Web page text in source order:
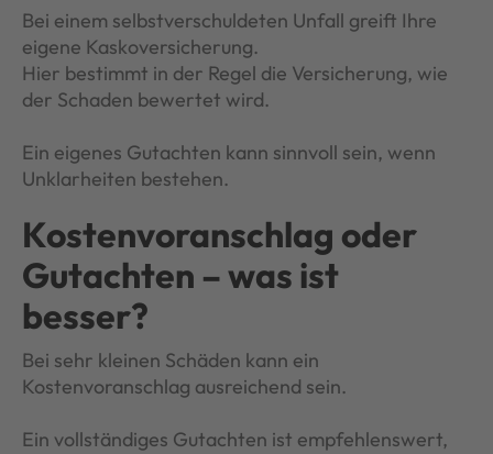
Bei einem selbstverschuldeten Unfall greift Ihre
eigene Kaskoversicherung.
Hier bestimmt in der Regel die Versicherung, wie
der Schaden bewertet wird.
Ein eigenes Gutachten kann sinnvoll sein, wenn
Unklarheiten bestehen.
Kostenvoranschlag oder
Gutachten – was ist
besser?
Bei sehr kleinen Schäden kann ein
Kostenvoranschlag ausreichend sein.
Ein vollständiges Gutachten ist empfehlenswert,